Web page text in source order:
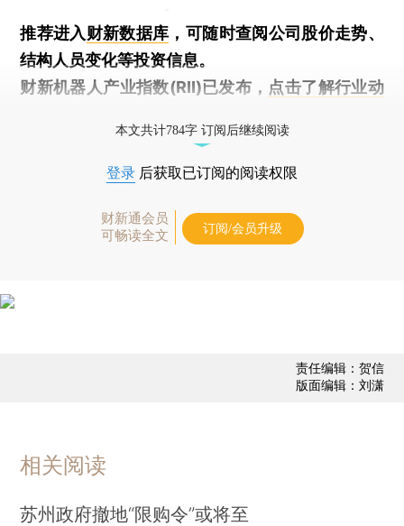
推荐进入财新数据库 ，可随时查阅公司股价走势、
结构人员变化等投资信息。
财新机器人产业指数(RII)已发布， 点击了解行业动
本文共计784字 订阅后继续阅读
登录 后获取已订阅的阅读权限
财新通会员
可畅读全文
订阅/会员升级
责任编辑：贺信
版面编辑：刘潇
相关阅读
苏州政府撤地“限购令”或将至